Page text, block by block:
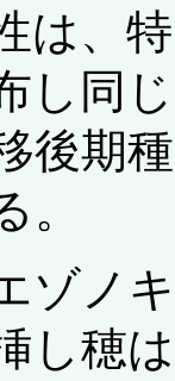
は、
し同
後期
。
ゾノ
し穂